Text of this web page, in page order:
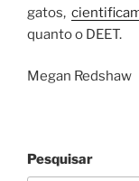
gatos,
quanto o DEET.
Megan Redshaw
Pesquisar